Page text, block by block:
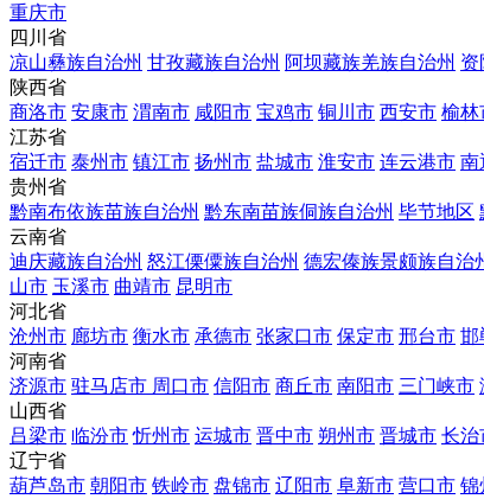
重庆市
四川省
凉山彝族自治州 甘孜藏族自治州 阿坝藏族羌族自治州 资
陕西省
商洛市 安康市 渭南市 咸阳市 宝鸡市 铜川市 西安市 榆林
江苏省
宿迁市 泰州市 镇江市 扬州市 盐城市 淮安市 连云港市 南
贵州省
黔南布依族苗族自治州 黔东南苗族侗族自治州 毕节地区
云南省
迪庆藏族自治州 怒江傈僳族自治州 德宏傣族景颇族自治
山市 玉溪市 曲靖市 昆明市
河北省
沧州市 廊坊市 衡水市 承德市 张家口市 保定市 邢台市 邯
河南省
济源市 驻马店市 周口市 信阳市 商丘市 南阳市 三门峡市
山西省
吕梁市 临汾市 忻州市 运城市 晋中市 朔州市 晋城市 长治
辽宁省
葫芦岛市 朝阳市 铁岭市 盘锦市 辽阳市 阜新市 营口市 锦